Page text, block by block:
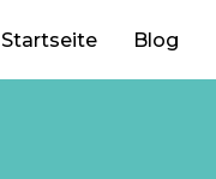
Startseite Blog